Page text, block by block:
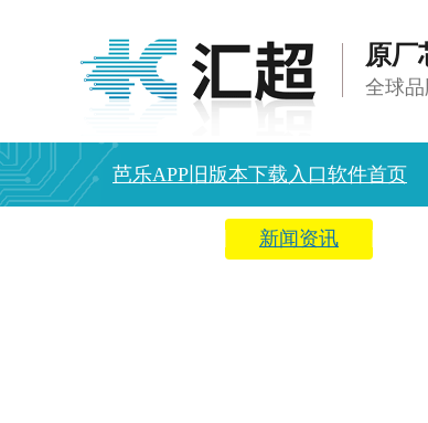
原厂
全球
芭乐APP旧版本下载入口软件首页
新闻资讯